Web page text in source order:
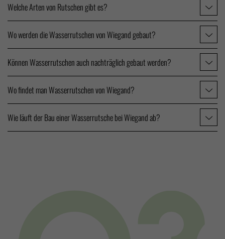
Welche Arten von Rutschen gibt es?
Wo werden die Wasserrutschen von Wiegand gebaut?
Können Wasserrutschen auch nachträglich gebaut werden?
Wo findet man Wasserrutschen von Wiegand?
Wie läuft der Bau einer Wasserrutsche bei Wiegand ab?